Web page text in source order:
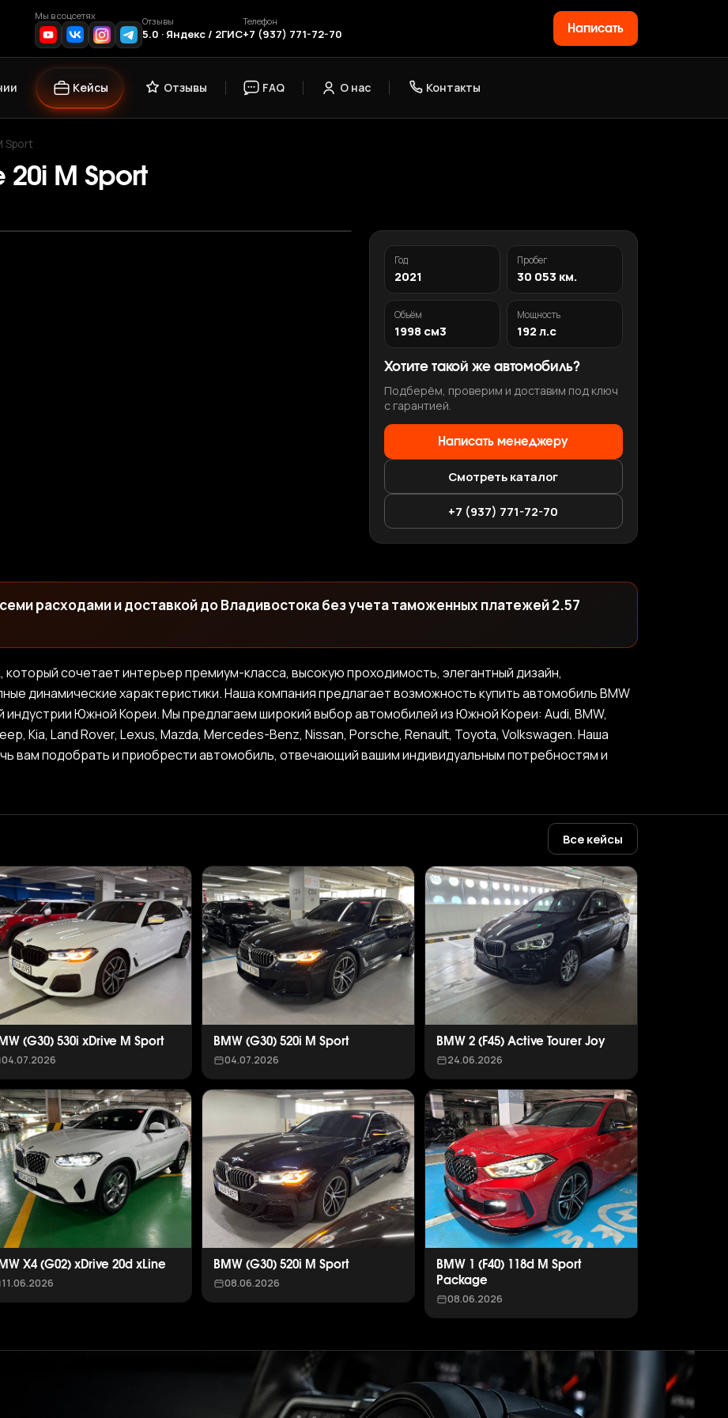
Мы в соцсетях Отзывы
5.0 · Яндекс / 2ГИС
Телефон
+7 (937) 771-72-70 Написать
Кейсы Отзывы FAQ О нас Контакты
Sport
20i M Sport
Год
2021
Пробег
30 053 км.
Объём
1998 см3
Мощность
192 л.с
Хотите такой же автомобиль?
Подберём, проверим и доставим под ключ
с гарантией.
Написать менеджеру
Смотреть каталог
+7 (937) 771-72-70
расходами и доставкой до Владивостока без учета таможенных платежей 2.57
сочетает интерьер премиум-класса, высокую проходимость, элегантный дизайн,
динамические характеристики. Наша компания предлагает возможность купить автомобиль BMW
Южной Кореи. Мы предлагаем широкий выбор автомобилей из Южной Кореи: Audi, BMW,
Kia, Land Rover, Lexus, Mazda, Mercedes-Benz, Nissan, Porsche, Renault, Toyota, Volkswagen. Наша
вам подобрать и приобрести автомобиль, отвечающий вашим индивидуальным потребностям и
Все кейсы
(G30) 530i xDrive M Sport
04.07.2026
BMW (G30) 520i M Sport
04.07.2026
BMW 2 (F45) Active Tourer Joy
24.06.2026
X4 (G02) xDrive 20d xLine
11.06.2026
BMW (G30) 520i M Sport
08.06.2026
BMW 1 (F40) 118d M Sport
Package
08.06.2026